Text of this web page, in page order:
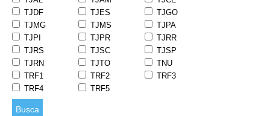
TJDF
TJES
TJGO
TJMG
TJMS
TJPA
TJPI
TJPR
TJRR
TJRS
TJSC
TJSP
TJRN
TJTO
TNU
TRF1
TRF2
TRF3
TRF4
TRF5
Busca